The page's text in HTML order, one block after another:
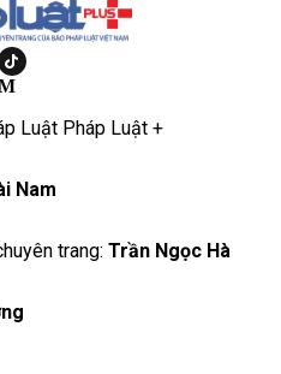
Luật Pháp Luật +
Nam
trang: Trần Ngọc Hà